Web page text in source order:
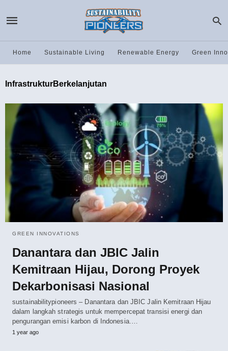
Home Sustainable Living Renewable Energy Green
InfrastrukturBerkelanjutan
GREEN INNOVATIONS
Danantara dan JBIC Jalin
Kemitraan Hijau, Dorong Proyek
Dekarbonisasi Nasional
sustainabilitypioneers – Danantara dan JBIC Jalin Kemitraan Hijau
dalam langkah strategis untuk mempercepat transisi energi dan
pengurangan emisi karbon di Indonesia.…
1 year ago